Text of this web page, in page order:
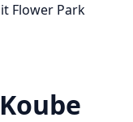
Flower Park